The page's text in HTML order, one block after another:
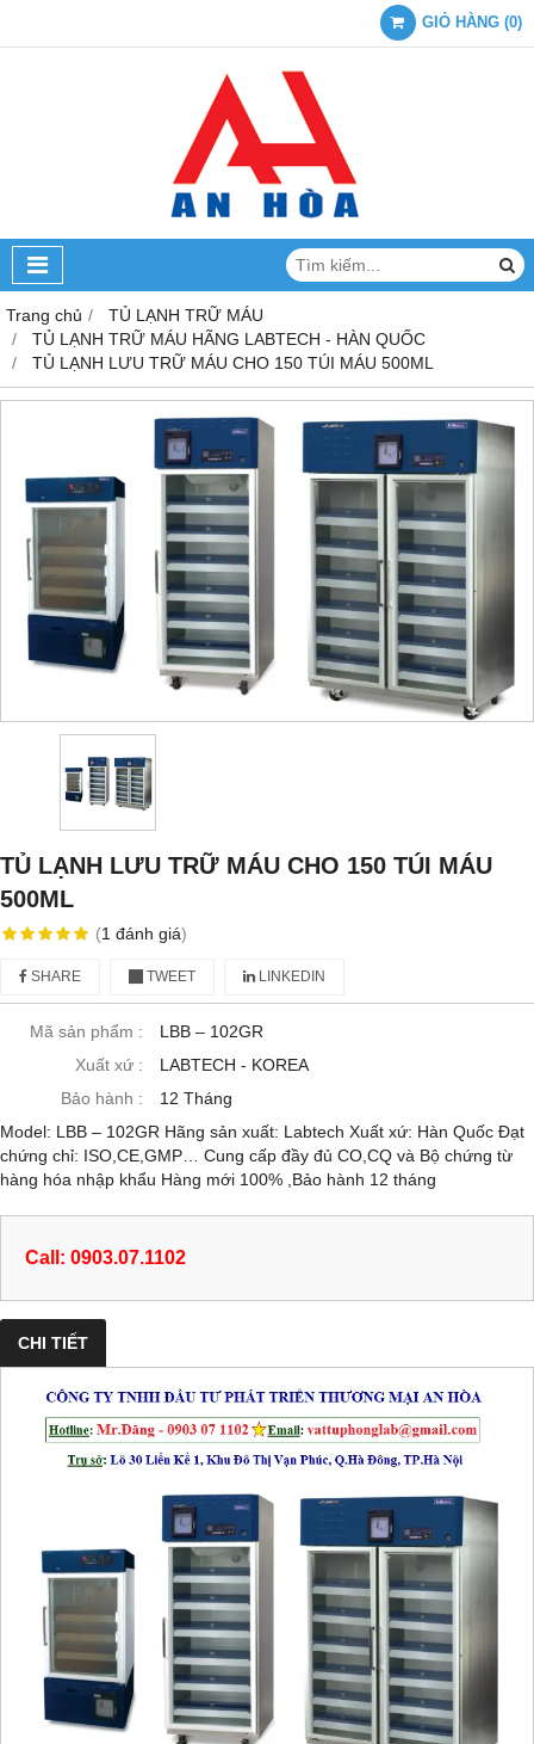
GIỎ HÀNG (0)
Trang chủ
TỦ LẠNH TRỮ MÁU
TỦ LẠNH TRỮ MÁU HÃNG LABTECH - HÀN QUỐC
TỦ LẠNH LƯU TRỮ MÁU CHO 150 TÚI MÁU 500ML
TỦ LẠNH LƯU TRỮ MÁU CHO 150 TÚI MÁU
500ML
(1 đánh giá)
SHARE TWEET LINKEDIN
Mã sản phẩm :
LBB – 102GR
Xuất xứ :
LABTECH - KOREA
Bảo hành :
12 Tháng
Model: LBB – 102GR Hãng sản xuất: Labtech Xuất xứ: Hàn Quốc Đạt
chứng chỉ: ISO,CE,GMP… Cung cấp đầy đủ CO,CQ và Bộ chứng từ
hàng hóa nhập khẩu Hàng mới 100% ,Bảo hành 12 tháng
Call: 0903.07.1102
CHI TIẾT